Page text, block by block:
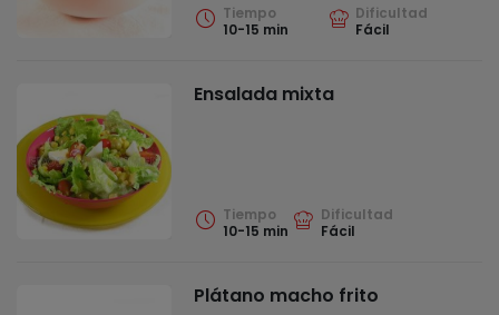
Tiempo
10-15 min
Dificultad
Fácil
Ensalada mixta
Tiempo
10-15 min
Dificultad
Fácil
Plátano macho frito